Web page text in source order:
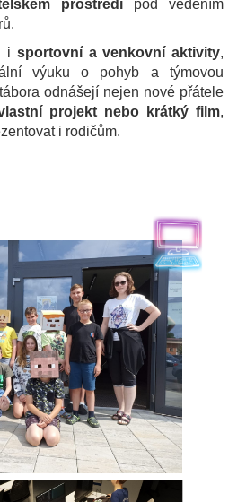
prostředí pod vedením
i sportovní a venkovní aktivity,
výuku o pohyb a týmovou
odnášejí nejen nové přátele
projekt nebo krátký film,
i rodičům.